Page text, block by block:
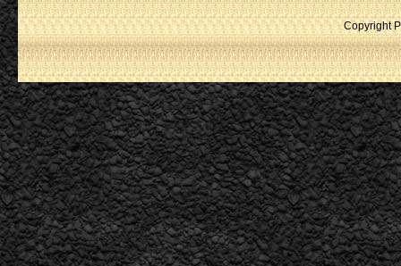
Copyright